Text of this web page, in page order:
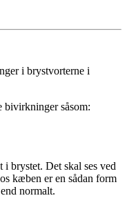
i brystvorterne i
såsom:
i brystet. Det skal ses ved
kæben er en sådan form
normalt.